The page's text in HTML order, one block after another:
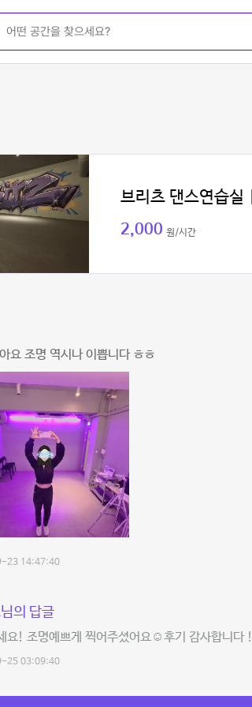
브리츠 댄스연습실
2,000 원/시간
요 조명 역시나 이쁩니다 ㅎㅎ
23 14:47:40
의 답글
요! 조명예쁘게 찍어주셨어요☺️후기 감사합니다 !
25 03:09:40